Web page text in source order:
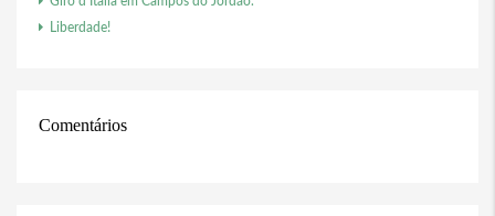
Liberdade!
Comentários